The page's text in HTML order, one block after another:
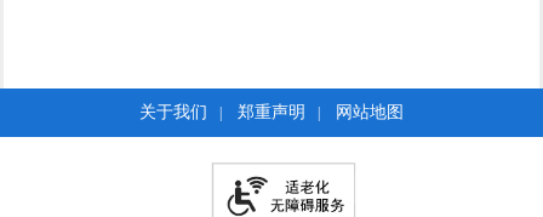
关于我们 郑重声明 网站地图